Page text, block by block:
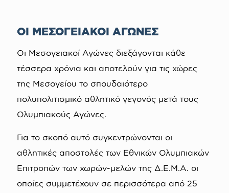
ΟΙ ΜΕΣΟΓΕΙΑΚΟΙ ΑΓΩΝΕΣ
Οι Μεσογειακοί Αγώνες διεξάγονται κάθε
τέσσερα χρόνια και αποτελούν για τις χώρες
της Μεσογείου το σπουδαιότερο
πολυπολιτισμικό αθλητικό γεγονός μετά τους
Ολυμπιακούς Αγώνες.
Για το σκοπό αυτό συγκεντρώνονται οι
αθλητικές αποστολές των Εθνικών Ολυμπιακών
Επιτροπών των χωρών-μελών της Δ.Ε.Μ.Α. οι
οποίες συμμετέχουν σε περισσότερα από 25